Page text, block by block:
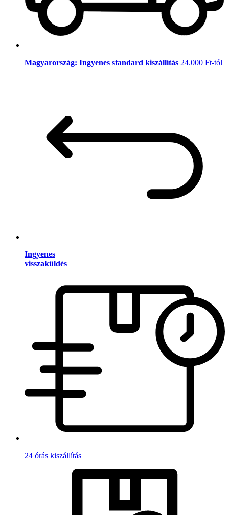
Magyarország: Ingyenes standard kiszállítás 24.000 Ft-tól
Ingyenes
visszaküldés
24 órás kiszállítás